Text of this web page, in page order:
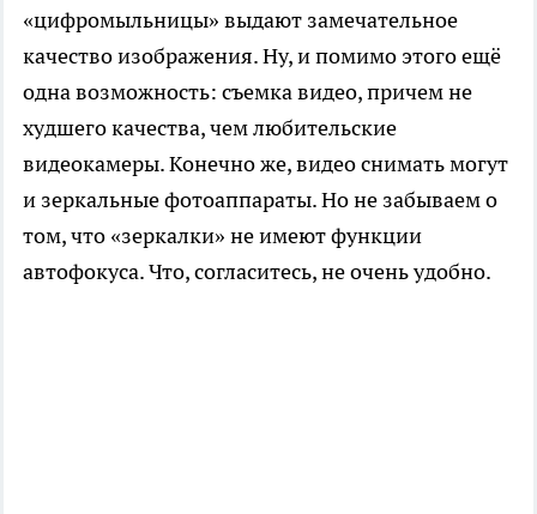
«цифромыльницы» выдают замечательное
качество изображения. Ну, и помимо этого ещё
одна возможность: съемка видео, причем не
худшего качества, чем любительские
видеокамеры. Конечно же, видео снимать могут
и зеркальные фотоаппараты. Но не забываем о
том, что «зеркалки» не имеют функции
автофокуса. Что, согласитесь, не очень удобно.